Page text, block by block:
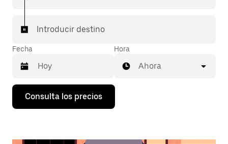
Introducir destino
Fecha
Pulsa
flecha
Hora
Ahora
Consulta los precios